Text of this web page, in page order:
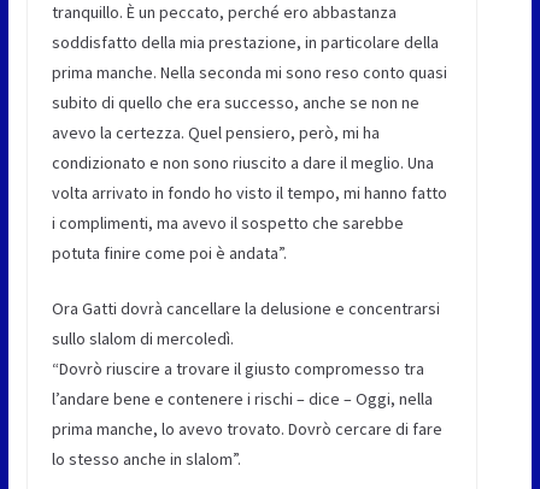
tranquillo. È un peccato, perché ero abbastanza
soddisfatto della mia prestazione, in particolare della
prima manche. Nella seconda mi sono reso conto quasi
subito di quello che era successo, anche se non ne
avevo la certezza. Quel pensiero, però, mi ha
condizionato e non sono riuscito a dare il meglio. Una
volta arrivato in fondo ho visto il tempo, mi hanno fatto
i complimenti, ma avevo il sospetto che sarebbe
potuta finire come poi è andata”.
Ora Gatti dovrà cancellare la delusione e concentrarsi
sullo slalom di mercoledì.
“Dovrò riuscire a trovare il giusto compromesso tra
l’andare bene e contenere i rischi – dice – Oggi, nella
prima manche, lo avevo trovato. Dovrò cercare di fare
lo stesso anche in slalom”.